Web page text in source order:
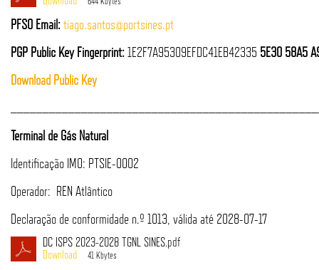
PFSO Email:tiago.santos@portsines.pt
PGP Public Key Fingerprint:1E2F7A95309EFDC41EB42335 5E30 58A5
Download Public Key
Terminal de Gás Natural
Identificação IMO: PTSIE-0002
Operador: REN Atlântico
Declaração de conformidade n.º 1013, válida até 2028-07-17
DC ISPS 2023-2028 TGNL SINES.pdf
41 Kbytes